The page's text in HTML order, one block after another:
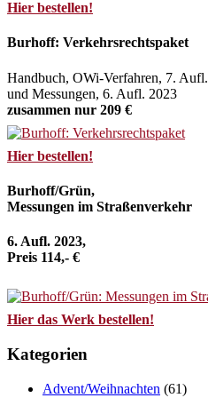
Hier bestellen!
Burhoff: Verkehrsrechtspaket
Handbuch, OWi-Verfahren, 7. Aufl.
und Messungen, 6. Aufl. 2023
zusammen nur 209 €
Hier bestellen!
Burhoff/Grün,
Messungen im Straßenverkehr
6. Aufl. 2023,
Preis 114,- €
Hier das Werk bestellen!
Kategorien
Advent/Weihnachten (61)